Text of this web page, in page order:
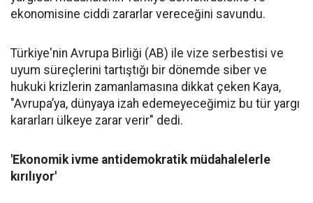
ekonomisine ciddi zararlar vereceğini savundu.
Türkiye'nin Avrupa Birliği (AB) ile vize serbestisi ve
uyum süreçlerini tartıştığı bir dönemde siber ve
hukuki krizlerin zamanlamasına dikkat çeken Kaya,
"Avrupa’ya, dünyaya izah edemeyeceğimiz bu tür yargı
kararları ülkeye zarar verir" dedi.
'Ekonomik ivme antidemokratik müdahalelerle
kırılıyor'